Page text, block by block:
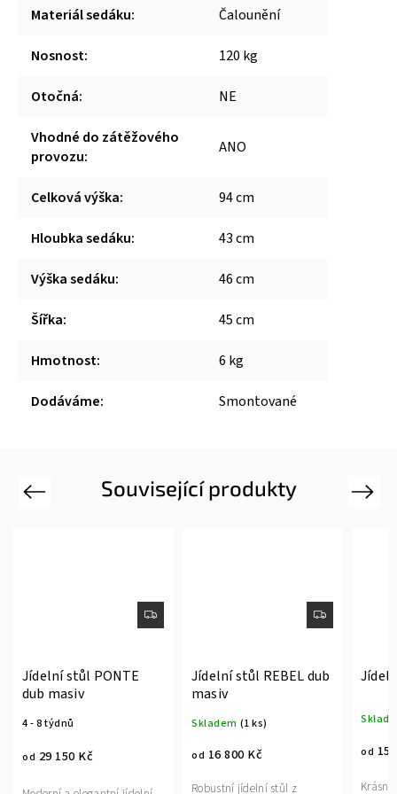
Materiál sedáku: Čalounění
Nosnost: 120 kg
Otočná: NE
Vhodné do zátěžového
provozu: ANO
Celková výška: 94 cm
Hloubka sedáku: 43 cm
Výška sedáku: 46 cm
Šířka: 45 cm
Hmotnost: 6 kg
Dodáváme: Smontované
Související produkty
Previous
Jídelní stůl PONTE
dub masiv
4 - 8 týdnů
od 29 150 Kč
Jídelní stůl REBEL dub
masiv
Skladem (1 ks)
od 16 800 Kč
Robustní jídelní stůl z
od 15
Next